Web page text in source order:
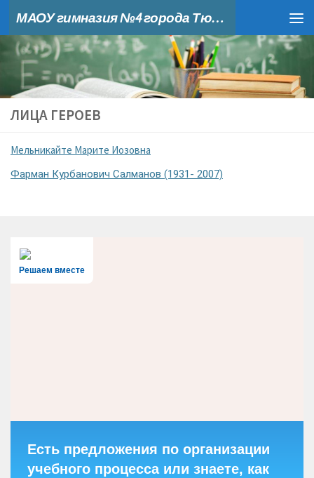
Skip to content МАОУ гимназия №4 города Тюмени
ЛИЦА ГЕРОЕВ
Мельникайте Марите Иозовна
Фарман Курбанович Салманов (1931- 2007)
Решаем вместе
Есть предложения по организации
учебного процесса или знаете, как